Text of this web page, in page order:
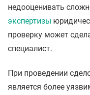
недооценивать
экспертизы
проверку может
специалист.
При проведении
является более